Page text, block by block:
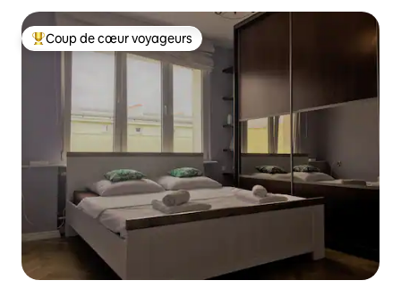
Coups de cœur voyageurs les plus appréciés
Coup de cœur voyageurs